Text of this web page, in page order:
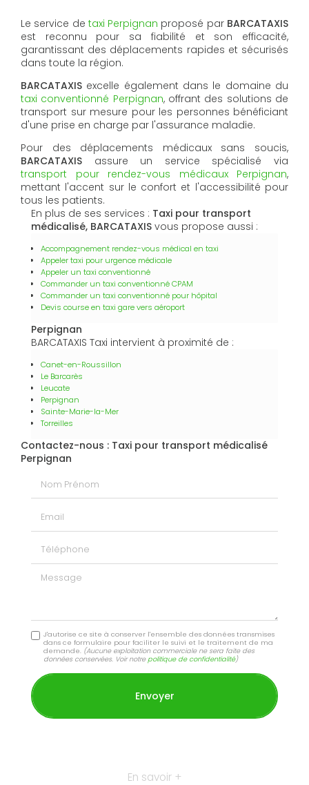
Le service de taxi Perpignan proposé par BARCATAXIS
est reconnu pour sa fiabilité et son efficacité,
garantissant des déplacements rapides et sécurisés
dans toute la région.
BARCATAXIS excelle également dans le domaine du
taxi conventionné Perpignan, offrant des solutions de
transport sur mesure pour les personnes bénéficiant
d'une prise en charge par l'assurance maladie.
Pour des déplacements médicaux sans soucis,
BARCATAXIS assure un service spécialisé via
transport pour rendez-vous médicaux Perpignan,
mettant l'accent sur le confort et l'accessibilité pour
tous les patients.
En plus de ses services : Taxi pour transport
médicalisé, BARCATAXIS vous propose aussi :
Accompagnement rendez-vous médical en taxi
Appeler taxi pour urgence médicale
Appeler un taxi conventionné
Commander un taxi conventionné CPAM
Commander un taxi conventionné pour hôpital
Devis course en taxi gare vers aéroport
Perpignan
BARCATAXIS Taxi intervient à proximité de :
Canet-en-Roussillon
Le Barcarès
Leucate
Perpignan
Sainte-Marie-la-Mer
Torreilles
Contactez-nous : Taxi pour transport médicalisé
Perpignan
Message
J'autorise ce site à conserver l'ensemble des données transmises
dans ce formulaire pour faciliter le suivi et le traitement de ma
demande. (Aucune exploitation commerciale ne sera faite des
données conservées. Voir notrepolitique de confidentialité)
En savoir +